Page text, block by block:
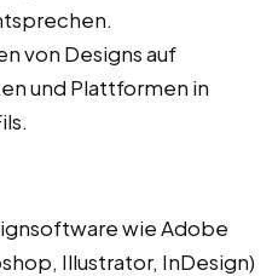
von Designs auf
und Plattformen in
wie Adobe
Illustrator, InDesign)